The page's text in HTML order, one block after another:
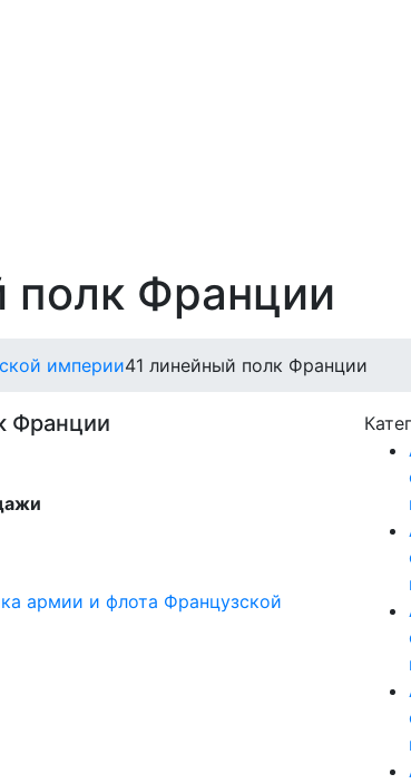
полк Франции
империи41 линейный полк Франции
Франции
армии и флота Французской